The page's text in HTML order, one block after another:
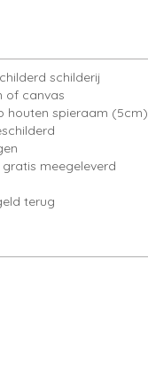
schilderij
of canvas
houten spieraam (5cm)
meegeleverd
terug